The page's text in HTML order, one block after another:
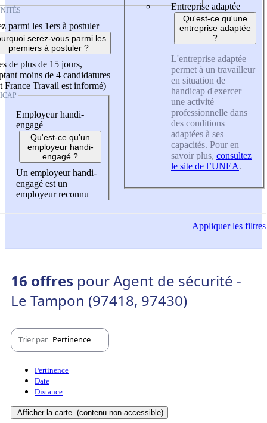
parmi les 1ers à postuler
serez-vous parmi les
premiers à postuler ?
de plus de 15 jours,
moins de 4 candidatures
France Travail est informé)
Employeur handi-
engagé
Qu'est-ce qu'un
employeur handi-
engagé ?
Un employeur handi-
engagé est un
employeur reconnu
Entreprise adaptée
Qu'est-ce qu'une
entreprise adaptée
?
L'entreprise adaptée
permet à un travailleur
en situation de
handicap d'exercer
une activité
professionnelle dans
des conditions
adaptées à ses
capacités. Pour en
savoir plus, consultez
le site de l’UNEA.
Appliquerles filtres
16 offres pour Agent de sécurité -
Le Tampon (97418, 97430)
Trier par Pertinence
Pertinence
Date
Distance
Afficher la carte (contenu non-accessible)